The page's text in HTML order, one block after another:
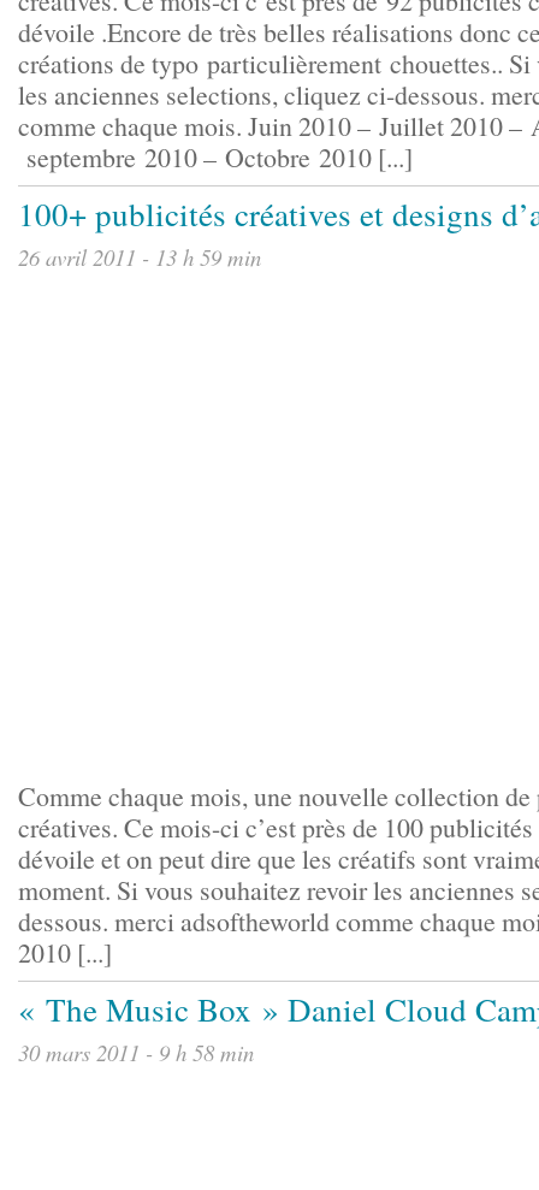
dévoile .Encore de très belles réalisations donc
créations de typo particulièrement chouettes.. Si
les anciennes selections, cliquez ci-dessous.
comme chaque mois. Juin 2010 – Juillet 2010 –
septembre 2010 – Octobre 2010 [...]
100+ publicités créatives et designs
26 avril 2011 - 13 h 59 min
Comme chaque mois, une nouvelle collection
créatives. Ce mois-ci c’est près de 100
dévoile et on peut dire que les créatifs sont
moment. Si vous souhaitez revoir les anciennes
dessous. merci adsoftheworld comme chaque
2010 [...]
« The Music Box » Daniel Cloud
30 mars 2011 - 9 h 58 min